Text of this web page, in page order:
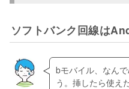
ソフトバンク回線は
bモバイル、なん
う。挿したら使え